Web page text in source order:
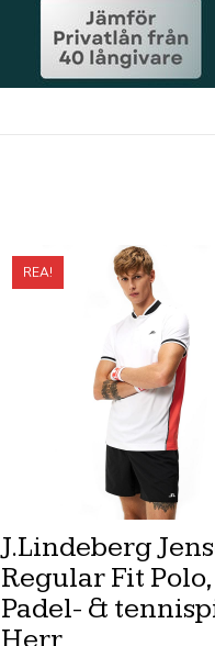
REA!
J.Lindeberg
Regular Fit Polo,
Padel- &